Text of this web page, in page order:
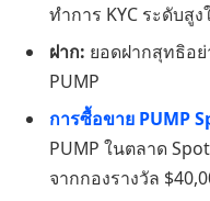
ทำการ KYC ระดับสู
ฝาก: ยอดฝากสุทธิอย่
PUMP
การซื้อขาย PUMP
PUMP ในตลาด
จากกองรางวัล